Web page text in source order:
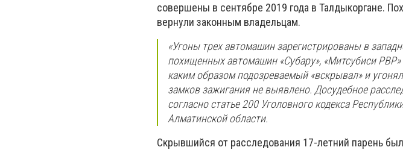
совершены в сентябре 2019 года в Талдыкоргане.
вернули законным владельцам.
«Угоны трех автомашин зарегистрированы в
похищенных автомашин «Субару», «Митсубиси
каким образом подозреваемый «вскрывал» и
замков зажигания не выявлено. Досудебное
согласно статье 200 Уголовного кодекса
Алматинской области.
Скрывшийся от расследования 17-летний парень